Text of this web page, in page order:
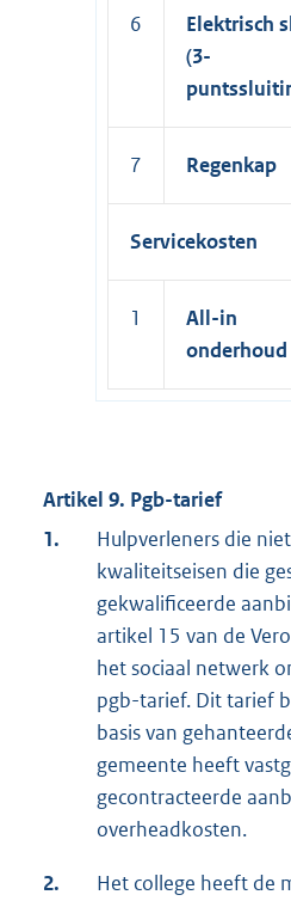
6
Elektrisch
(3-
7 Regenkap
Servicekosten
1
All-in
onderhoud
Artikel 9. Pgb-tarief
1.
Hulpverleners die
kwaliteitseisen die
gekwalificeerde
artikel 15 van de
het sociaal netwerk
pgb-tarief. Dit tarief
basis van
gemeente heeft
gecontracteerde
overheadkosten.
2.
Het college heeft de